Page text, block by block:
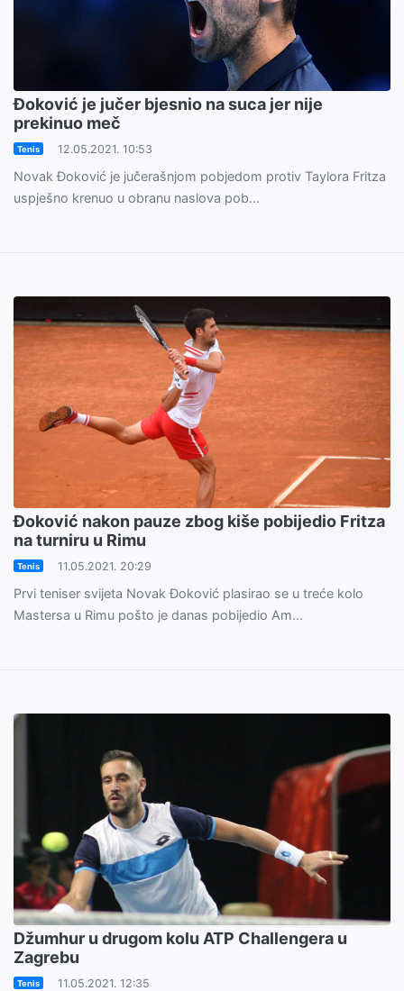
Đoković je jučer bjesnio na suca jer nije
prekinuo meč
Tenis 12.05.2021. 10:53
Novak Đoković je jučerašnjom pobjedom protiv Taylora Fritza
uspješno krenuo u obranu naslova pob...
Đoković nakon pauze zbog kiše pobijedio Fritza
na turniru u Rimu
Tenis 11.05.2021. 20:29
Prvi teniser svijeta Novak Đoković plasirao se u treće kolo
Mastersa u Rimu pošto je danas pobijedio Am...
Džumhur u drugom kolu ATP Challengera u
Zagrebu
Tenis 11.05.2021. 12:35